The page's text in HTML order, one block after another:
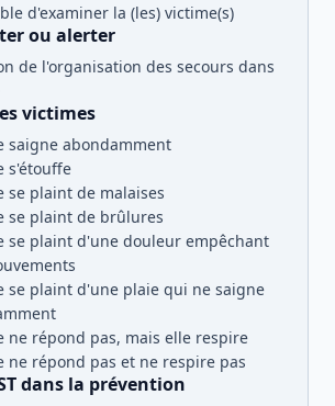
d'examiner la (les) victime(s)
ou alerter
de l'organisation des secours dans
victimes
saigne abondamment
s'étouffe
se plaint de malaises
se plaint de brûlures
se plaint d'une douleur empêchant
se plaint d'une plaie qui ne saigne
ne répond pas, mais elle respire
ne répond pas et ne respire pas
dans la prévention